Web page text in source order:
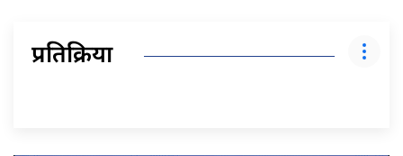
प्रतिक्रिया